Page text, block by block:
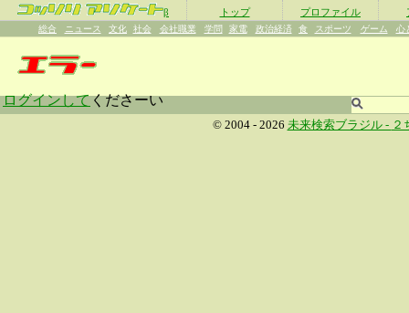
β トップ プロファイル
総合 ニュース 文化 社会 会社職業 学問 家電 政治経済 食 スポーツ ゲーム 心
ログインしてくださーい
© 2004 - 2026 未来検索ブラジル - ２